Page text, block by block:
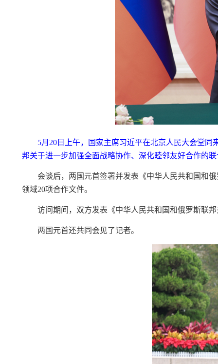
5月20日上午，国家主席习近平在北京人民大会堂
邦关于进一步加强全面战略协作、深化睦邻友好合作的
会谈后，两国元首签署并发表《中华人民共和国和
领域20项合作文件。
访问期间，双方发表《中华人民共和国和俄罗斯联
两国元首还共同会见了记者。